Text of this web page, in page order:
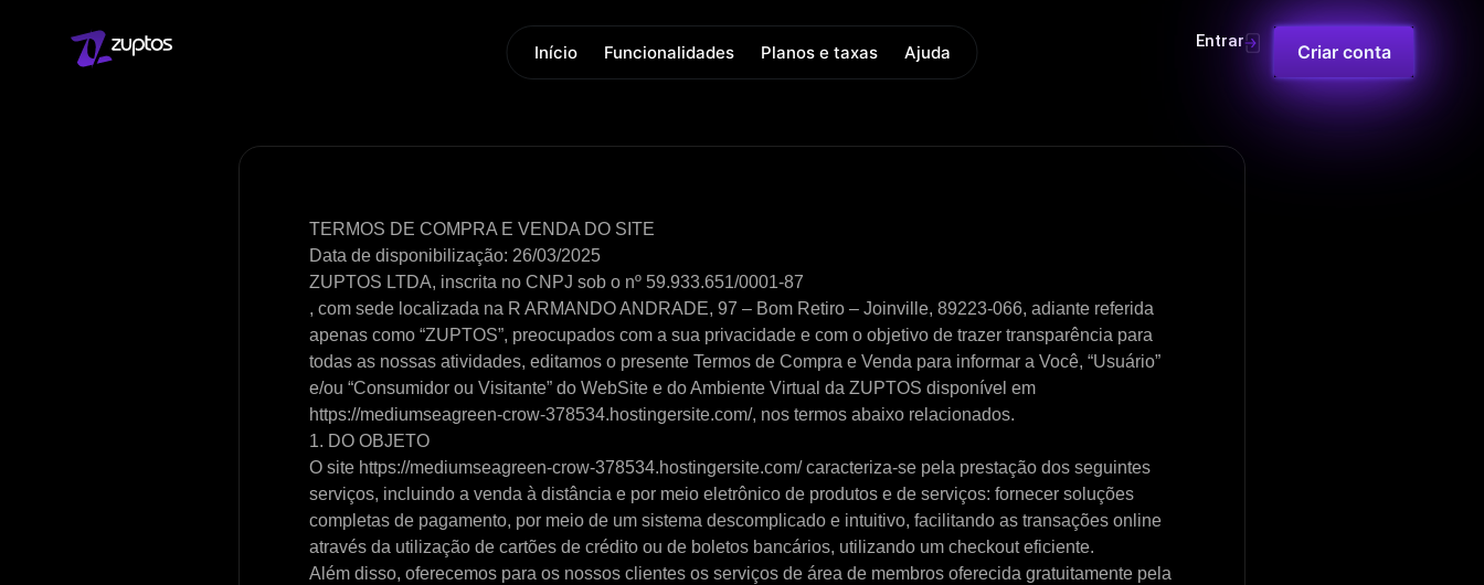
Início Funcionalidades Planos e taxas Ajuda
Entrar Criar conta
TERMOS DE COMPRA E VENDA DO SITE
Data de disponibilização: 26/03/2025
ZUPTOS LTDA, inscrita no CNPJ sob o nº 59.933.651/0001-87
, com sede localizada na R ARMANDO ANDRADE, 97 – Bom Retiro – Joinville, 89223-066, adiante referida
apenas como “ZUPTOS”, preocupados com a sua privacidade e com o objetivo de trazer transparência para
todas as nossas atividades, editamos o presente Termos de Compra e Venda para informar a Você, “Usuário”
e/ou “Consumidor ou Visitante” do WebSite e do Ambiente Virtual da ZUPTOS disponível em
https://mediumseagreen-crow-378534.hostingersite.com/, nos termos abaixo relacionados.
1. DO OBJETO
O site https://mediumseagreen-crow-378534.hostingersite.com/ caracteriza-se pela prestação dos seguintes
serviços, incluindo a venda à distância e por meio eletrônico de produtos e de serviços: fornecer soluções
completas de pagamento, por meio de um sistema descomplicado e intuitivo, facilitando as transações online
através da utilização de cartões de crédito ou de boletos bancários, utilizando um checkout eficiente.
Além disso, oferecemos para os nossos clientes os serviços de área de membros oferecida gratuitamente pela